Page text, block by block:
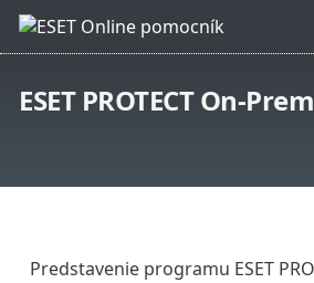
ESET PROTECT On-Prem